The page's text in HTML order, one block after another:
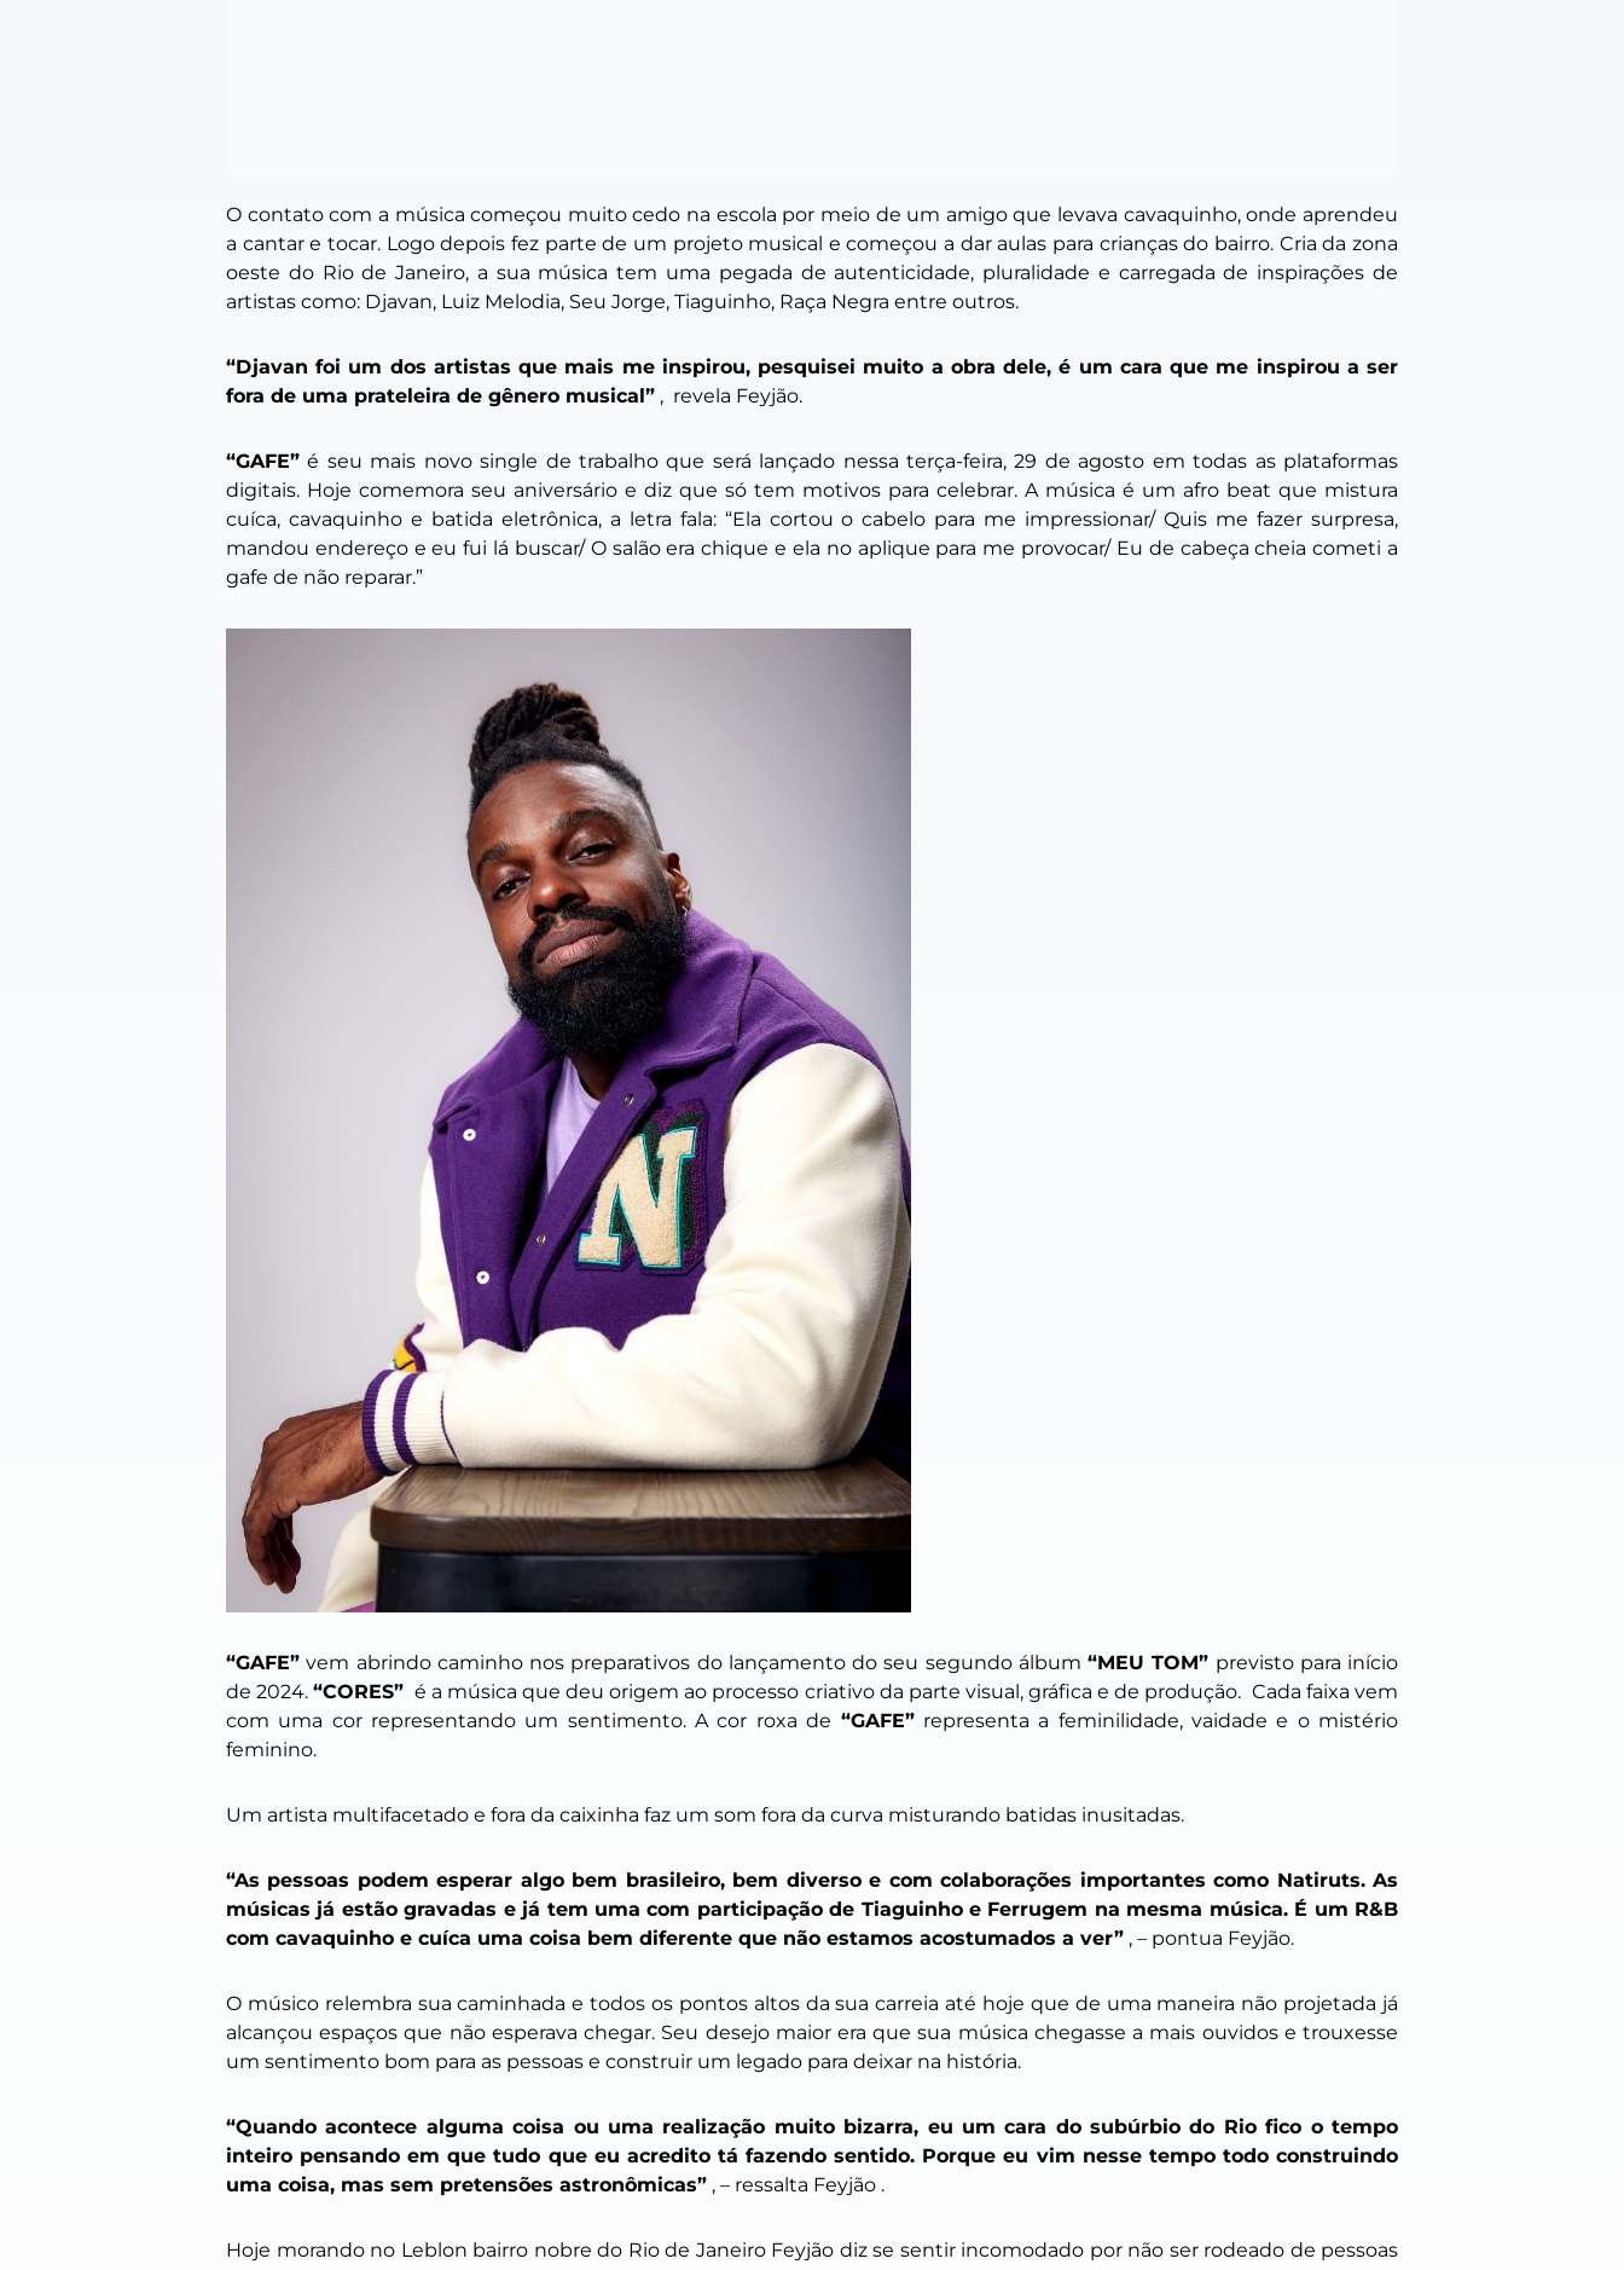
O contato com a música começou muito cedo na escola por meio de um amigo que levava cavaquinho, onde aprendeu
a cantar e tocar. Logo depois fez parte de um projeto musical e começou a dar aulas para crianças do bairro. Cria da zona
oeste do Rio de Janeiro, a sua música tem uma pegada de autenticidade, pluralidade e carregada de inspirações de
artistas como: Djavan, Luiz Melodia, Seu Jorge, Tiaguinho, Raça Negra entre outros.
“Djavan foi um dos artistas que mais me inspirou, pesquisei muito a obra dele, é um cara que me inspirou a ser
fora de uma prateleira de gênero musical” , revela Feyjão.
“GAFE” é seu mais novo single de trabalho que será lançado nessa terça-feira, 29 de agosto em todas as plataformas
digitais. Hoje comemora seu aniversário e diz que só tem motivos para celebrar. A música é um afro beat que mistura
cuíca, cavaquinho e batida eletrônica, a letra fala: “Ela cortou o cabelo para me impressionar/ Quis me fazer surpresa,
mandou endereço e eu fui lá buscar/ O salão era chique e ela no aplique para me provocar/ Eu de cabeça cheia cometi a
gafe de não reparar.”
“GAFE” vem abrindo caminho nos preparativos do lançamento do seu segundo álbum “MEU TOM” previsto para início
de 2024.“CORES” é a música que deu origem ao processo criativo da parte visual, gráfica e de produção. Cada faixa vem
com uma cor representando um sentimento. A cor roxa de “GAFE”representa a feminilidade, vaidade e o mistério
feminino.
Um artista multifacetado e fora da caixinha faz um som fora da curva misturando batidas inusitadas.
“As pessoas podem esperar algo bem brasileiro, bem diverso e com colaborações importantes como Natiruts. As
músicas já estão gravadas e já tem uma com participação de Tiaguinho e Ferrugem na mesma música. É um R&B
com cavaquinho e cuíca uma coisa bem diferente que não estamos acostumados a ver” , – pontua Feyjão.
O músico relembra sua caminhada e todos os pontos altos da sua carreia até hoje que de uma maneira não projetada já
alcançou espaços que não esperava chegar. Seu desejo maior era que sua música chegasse a mais ouvidos e trouxesse
um sentimento bom para as pessoas e construir um legado para deixar na história.
“Quando acontece alguma coisa ou uma realização muito bizarra, eu um cara do subúrbio do Rio fico o tempo
inteiro pensando em que tudo que eu acredito tá fazendo sentido. Porque eu vim nesse tempo todo construindo
uma coisa, mas sem pretensões astronômicas” , – ressalta Feyjão .
Hoje morando no Leblon bairro nobre do Rio de Janeiro Feyjão diz se sentir incomodado por não ser rodeado de pessoas